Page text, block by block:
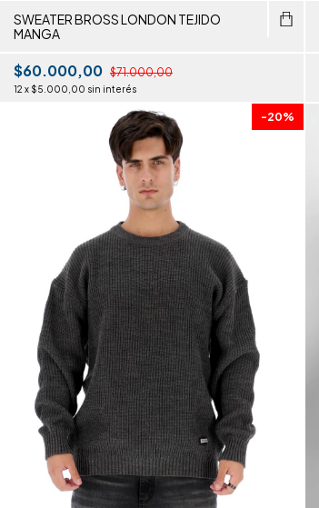
SWEATER BROSS LONDON TEJIDO
MANGA
$60.000,00 $71.000,00
12 x $5.000,00 sin interés
-20%